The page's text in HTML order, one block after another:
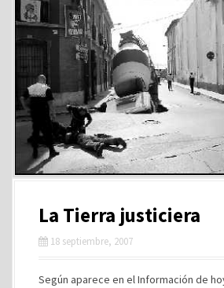
La Tierra justiciera
18 septiembre, 2007
Según aparece en el Información de